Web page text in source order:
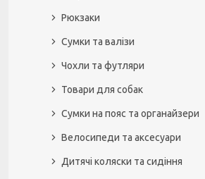
Рюкзаки
Сумки та валізи
Чохли та футляри
Товари для собак
Сумки на пояс та органайзери
Велосипеди та аксесуари
Дитячі коляски та сидіння